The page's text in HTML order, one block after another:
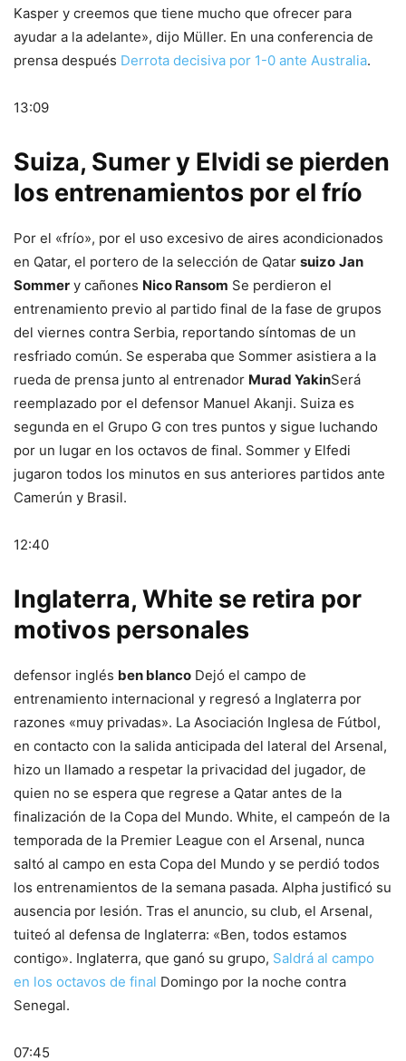
Kasper y creemos que tiene mucho que ofrecer para
ayudar a la adelante», dijo Müller. En una conferencia de
prensa después Derrota decisiva por 1-0 ante Australia.
13:09
Suiza, Sumer y Elvidi se pierden
los entrenamientos por el frío
Por el «frío», por el uso excesivo de aires acondicionados
en Qatar, el portero de la selección de Qatar suizo Jan
Sommer y cañones Nico Ransom Se perdieron el
entrenamiento previo al partido final de la fase de grupos
del viernes contra Serbia, reportando síntomas de un
resfriado común. Se esperaba que Sommer asistiera a la
rueda de prensa junto al entrenador Murad YakinSerá
reemplazado por el defensor Manuel Akanji. Suiza es
segunda en el Grupo G con tres puntos y sigue luchando
por un lugar en los octavos de final. Sommer y Elfedi
jugaron todos los minutos en sus anteriores partidos ante
Camerún y Brasil.
12:40
Inglaterra, White se retira por
motivos personales
defensor inglés ben blanco Dejó el campo de
entrenamiento internacional y regresó a Inglaterra por
razones «muy privadas». La Asociación Inglesa de Fútbol, ​​
en contacto con la salida anticipada del lateral del Arsenal,
hizo un llamado a respetar la privacidad del jugador, de
quien no se espera que regrese a Qatar antes de la
finalización de la Copa del Mundo. White, el campeón de la
temporada de la Premier League con el Arsenal, nunca
saltó al campo en esta Copa del Mundo y se perdió todos
los entrenamientos de la semana pasada. Alpha justificó su
ausencia por lesión. Tras el anuncio, su club, el Arsenal,
tuiteó al defensa de Inglaterra: «Ben, todos estamos
contigo». Inglaterra, que ganó su grupo, Saldrá al campo
en los octavos de final Domingo por la noche contra
Senegal.
07:45